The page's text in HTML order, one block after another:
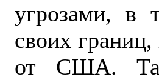
угрозами, в
своих
от США.